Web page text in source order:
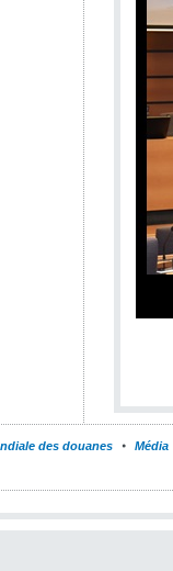
des douanes
Média